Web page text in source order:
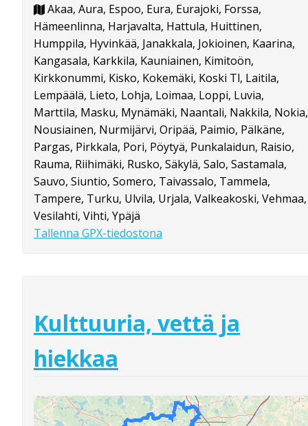
Akaa, Aura, Espoo, Eura, Eurajoki, Forssa,
Hämeenlinna, Harjavalta, Hattula, Huittinen,
Humppila, Hyvinkää, Janakkala, Jokioinen, Kaarina,
Kangasala, Karkkila, Kauniainen, Kimitoön,
Kirkkonummi, Kisko, Kokemäki, Koski Tl, Laitila,
Lempäälä, Lieto, Lohja, Loimaa, Loppi, Luvia,
Marttila, Masku, Mynämäki, Naantali, Nakkila, Nokia,
Nousiainen, Nurmijärvi, Oripää, Paimio, Pälkäne,
Pargas, Pirkkala, Pori, Pöytyä, Punkalaidun, Raisio,
Rauma, Riihimäki, Rusko, Säkylä, Salo, Sastamala,
Sauvo, Siuntio, Somero, Taivassalo, Tammela,
Tampere, Turku, Ulvila, Urjala, Valkeakoski, Vehmaa,
Vesilahti, Vihti, Ypäjä
Tallenna GPX-tiedostona
Kulttuuria, vettä ja
hiekkaa